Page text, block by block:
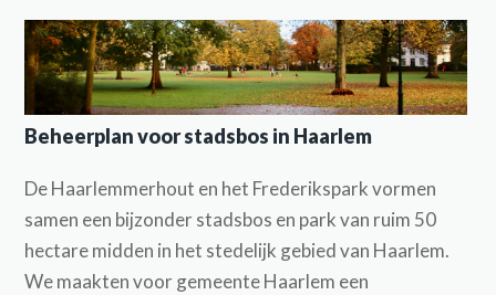
Beheerplan voor stadsbos in Haarlem
De Haarlemmerhout en het Frederikspark vormen
samen een bijzonder stadsbos en park van ruim 50
hectare midden in het stedelijk gebied van Haarlem.
We maakten voor gemeente Haarlem een